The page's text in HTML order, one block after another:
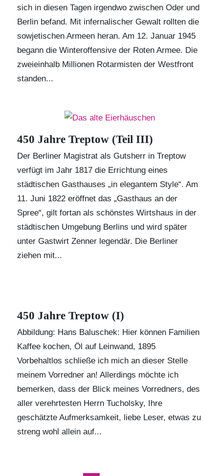
sich in diesen Tagen irgendwo zwischen Oder und
Berlin befand. Mit infernalischer Gewalt rollten die
sowjetischen Armeen heran. Am 12. Januar 1945
begann die Winteroffensive der Roten Armee. Die
zweieinhalb Millionen Rotarmisten der Westfront
standen...
450 Jahre Treptow (Teil III)
Der Berliner Magistrat als Gutsherr in Treptow
verfügt im Jahr 1817 die Errichtung eines
städtischen Gasthauses „in elegantem Style“. Am
11. Juni 1822 eröffnet das „Gasthaus an der
Spree“, gilt fortan als schönstes Wirtshaus in der
städtischen Umgebung Berlins und wird später
unter Gastwirt Zenner legendär. Die Berliner
ziehen mit...
450 Jahre Treptow (I)
Abbildung: Hans Baluschek: Hier können Familien
Kaffee kochen, Öl auf Leinwand, 1895
Vorbehaltlos schließe ich mich an dieser Stelle
meinem Vorredner an! Allerdings möchte ich
bemerken, dass der Blick meines Vorredners, des
aller verehrtesten Herrn Tucholsky, Ihre
geschätzte Aufmerksamkeit, liebe Leser, etwas zu
streng wohl allein auf...